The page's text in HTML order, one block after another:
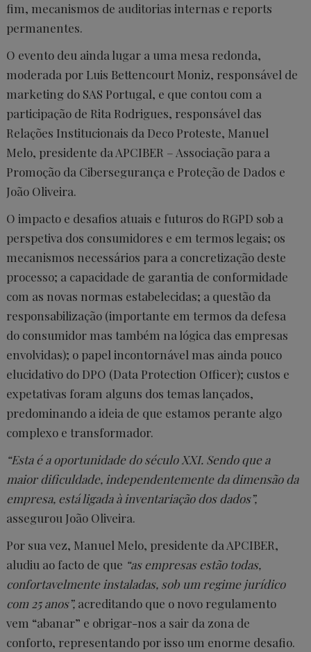
fim, mecanismos de auditorias internas e reports
permanentes.
O evento deu ainda lugar a uma mesa redonda,
moderada por Luis Bettencourt Moniz, responsável de
marketing do SAS Portugal, e que contou com a
participação de Rita Rodrigues, responsável das
Relações Institucionais da Deco Proteste, Manuel
Melo, presidente da APCIBER – Associação para a
Promoção da Cibersegurança e Proteção de Dados e
João Oliveira.
O impacto e desafios atuais e futuros do RGPD sob a
perspetiva dos consumidores e em termos legais; os
mecanismos necessários para a concretização deste
processo; a capacidade de garantia de conformidade
com as novas normas estabelecidas; a questão da
responsabilização (importante em termos da defesa
do consumidor mas também na lógica das empresas
envolvidas); o papel incontornável mas ainda pouco
elucidativo do DPO (Data Protection Officer); custos e
expetativas foram alguns dos temas lançados,
predominando a ideia de que estamos perante algo
complexo e transformador.
“Esta é a oportunidade do século XXI. Sendo que a
maior dificuldade, independentemente da dimensão da
empresa, está ligada à inventariação dos dados”,
assegurou João Oliveira.
Por sua vez, Manuel Melo, presidente da APCIBER,
aludiu ao facto de que “as empresas estão todas,
confortavelmente instaladas, sob um regime jurídico
com 25 anos”, acreditando que o novo regulamento
vem “abanar” e obrigar-nos a sair da zona de
conforto, representando por isso um enorme desafio.